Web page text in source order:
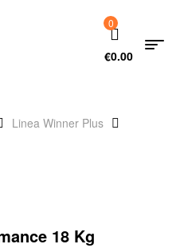
0
€0.00
Linea Winner Plus
18 Kg